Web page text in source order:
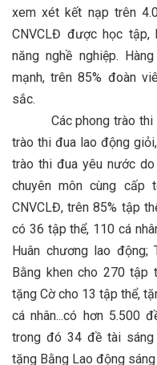
xem xét kết nạp trên
CNVCLĐ được học
năng nghề nghiệp.
mạnh, trên 85% đoàn
sắc.
Các phong trào thi
trào thi đua lao động
trào thi đua yêu nước
chuyên môn cùng cấp
CNVCLĐ, trên 85% tập
có 36 tập thể, 110 cá
Huân chương lao
Bằng khen cho 270 tập
tặng Cờ cho 13 tập thể,
cá nhân...có hơn 5.500
trong đó 34 đề tài
tặng Bằng Lao động